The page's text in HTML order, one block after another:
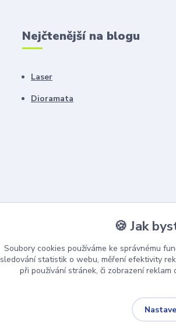
Nejčtenější na blogu
Laser
Dioramata
🍪 Jak
Soubory cookies používáme ke správnému
sledování statistik o webu, měření efektivity
při používání stránek, či zobrazení reklam